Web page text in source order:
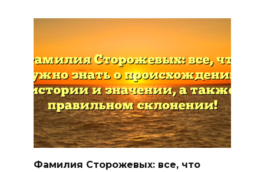
Фамилия Сторожевых: все, что